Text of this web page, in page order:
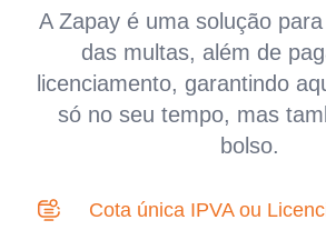
A Zapay é uma solução
das multas, além de
licenciamento, garantindo
só no seu tempo, mas
bolso.
Cota única IPVA ou